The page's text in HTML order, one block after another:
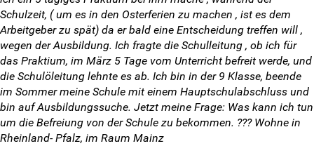
Du hast Recht(e)
Weitersurfen
Termine
Shop
Schulzeit, ( um es in den Osterferien zu machen , ist es dem
Arbeitgeber zu spät) da er bald eine Entscheidung treffen will ,
wegen der Ausbildung. Ich fragte die Schulleitung , ob ich für
das Praktium, im März 5 Tage vom Unterricht befreit werde, und
die Schulöleitung lehnte es ab. Ich bin in der 9 Klasse, beende
im Sommer meine Schule mit einem Hauptschulabschluss und
bin auf Ausbildungssuche. Jetzt meine Frage: Was kann ich tun
um die Befreiung von der Schule zu bekommen. ??? Wohne in
Rheinland- Pfalz, im Raum Mainz